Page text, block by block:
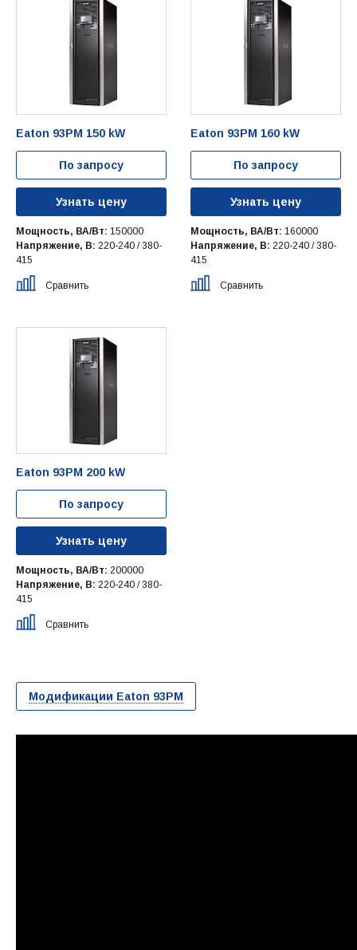
Eaton 93PM 150 kW
По запросу
Узнать цену
Мощность, ВА/Вт: 150000
Напряжение, В: 220-240 / 380-
415
Сравнить
Eaton 93PM 160 kW
По запросу
Узнать цену
Мощность, ВА/Вт: 160000
Напряжение, В: 220-240 / 380-
415
Сравнить
Eaton 93PM 200 kW
По запросу
Узнать цену
Мощность, ВА/Вт: 200000
Напряжение, В: 220-240 / 380-
415
Сравнить
Модификации Eaton 93PM